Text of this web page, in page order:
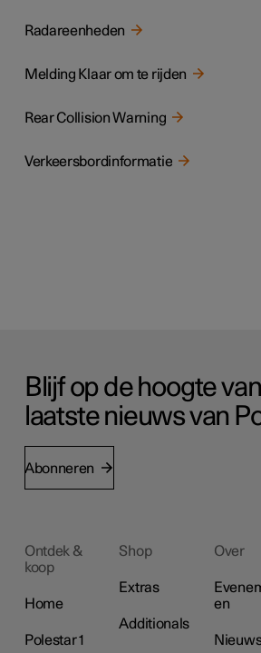
Radareenheden
Melding Klaar om te rijden
Rear Collision Warning
Verkeersbordinformatie
Blijf op de hoogte
laatste nieuws van
Abonneren
Ontdek &
koop
Home
Polestar 1
Shop
Extras
Additionals
Over
en